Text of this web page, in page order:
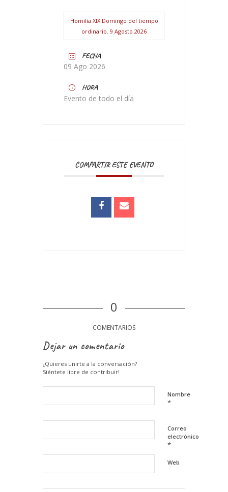
Homilía XIX Domingo del tiempo
ordinario. 9 Agosto 2026
FECHA
09 Ago 2026
HORA
Evento de todo el día
COMPARTIR ESTE EVENTO
0
COMENTARIOS
Dejar un comentario
¿Quieres unirte a la conversación?
Siéntete libre de contribuir!
Nombre
*
Correo
electrónico
*
Web